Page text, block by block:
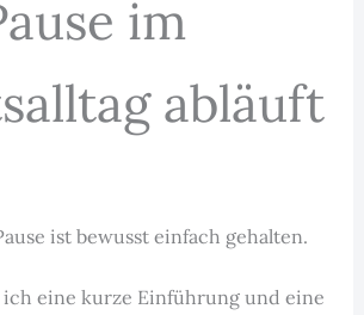
im
abläuft
ist bewusst einfach gehalten.
ich eine kurze Einführung und eine